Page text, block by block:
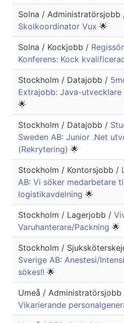
Solna / Administratörsjobb
Skolkoordinator Vux 🌟
Solna / Kockjobb /
Konferens: Kock
Stockholm / Datajobb /
Extrajobb: Java-utvecklare
🌟
Stockholm / Datajobb /
Sweden AB: Junior .Net
(Rekrytering) 🌟
Stockholm / Kontorsjobb /
AB: Vi söker medarbetare
logistikavdelning 🌟
Stockholm / Lagerjobb /
Varuhanterare/Packning 🌟
Stockholm /
Sverige AB: Anestesi/
sökes!! 🌟
Umeå / Administratörsjobb
Vikarierande